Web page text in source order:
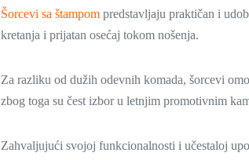
Šorcevi sa štampom predstavljaju praktičan i
kretanja i prijatan osećaj tokom nošenja.
Za razliku od dužih odevnih komada, šorcevi
zbog toga su čest izbor u letnjim promotivnim
Zahvaljujući svojoj funkcionalnosti i učestaloj